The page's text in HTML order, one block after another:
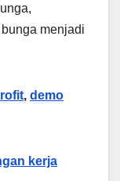
menjadi
, demo
kerja